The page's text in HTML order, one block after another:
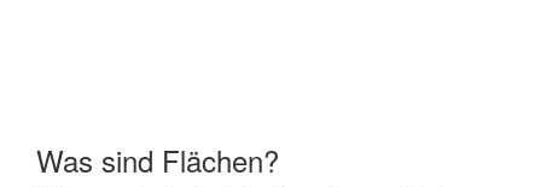
Was sind Flächen?